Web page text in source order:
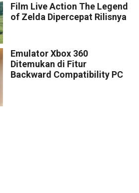
Film Live Action The Legend
of Zelda Dipercepat Rilisnya
Emulator Xbox 360
Ditemukan di Fitur
Backward Compatibility PC